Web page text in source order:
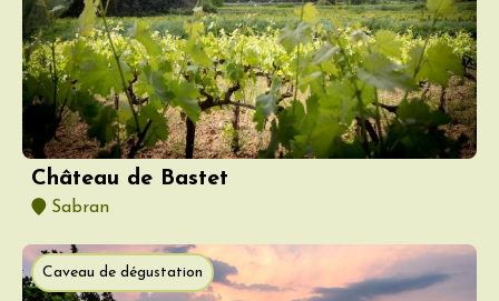
Château de Bastet
Sabran
Caveau de dégustation